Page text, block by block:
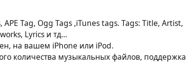
Tag, Ogg Tags ,iTunes tags. Tags: Title, Artist,
Lyrics и тд...
на вашем iPhone или iPod.
количества музыкальных файлов, поддержка